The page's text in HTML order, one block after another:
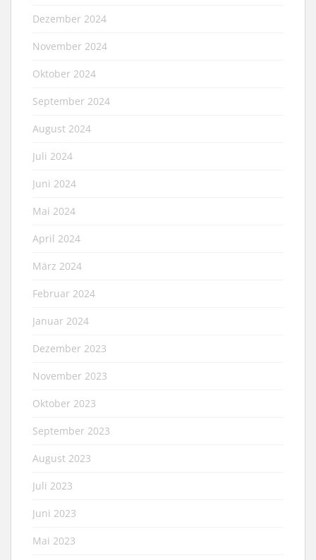
Dezember 2024
November 2024
Oktober 2024
September 2024
August 2024
Juli 2024
Juni 2024
Mai 2024
April 2024
März 2024
Februar 2024
Januar 2024
Dezember 2023
November 2023
Oktober 2023
September 2023
August 2023
Juli 2023
Juni 2023
Mai 2023